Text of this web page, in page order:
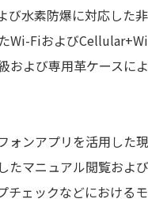
水素防爆に対応した
Fiおよび
よび専用革ケースに
ンアプリを活用した
マニュアル閲覧およ
ェックなどにおける